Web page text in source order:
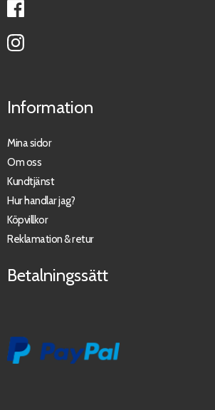
Information
Mina sidor
Om oss
Kundtjänst
Hur handlar jag?
Köpvillkor
Reklamation & retur
Betalningssätt